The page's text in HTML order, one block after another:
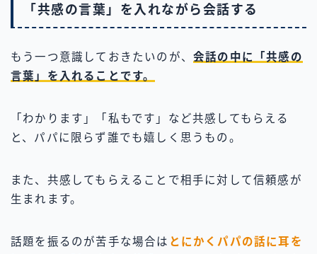
「共感の言葉」を入れながら会話する
もう一つ意識しておきたいのが、 会話の中に「共感の
言葉」を入れることです。
「わかります」「私もです」など共感してもらえる
と、パパに限らず誰でも嬉しく思うもの。
また、共感してもらえることで相手に対して信頼感が
生まれます。
話題を振るのが苦手な場合は とにかくパパの話に耳を